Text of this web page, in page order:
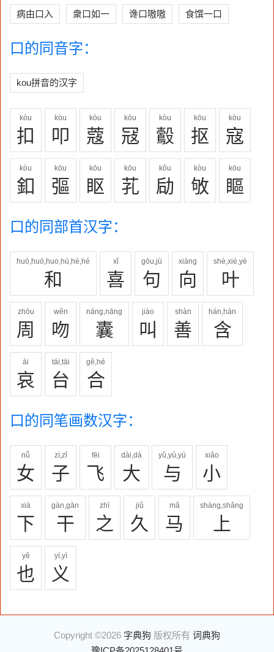
病由口入 衆口如一 谗口嗷嗷 食馔一口
口的同音字：
kou拼音的汉字
kòu
扣
kòu
叩
kòu
蔻
kòu
冦
kòu
鷇
kōu
抠
kòu
寇
kòu
釦
kōu
彄
kōu
眍
kōu
芤
kǒu
劶
kòu
敂
kōu
瞘
口的同部首汉字：
huò,huó,huo,hú,hè,hé
和
xǐ
喜
gōu,jù
句
xiàng
向
shè,xié,yè
叶
zhōu
周
wěn
吻
náng,nāng
囊
jiào
叫
shàn
善
hán,hàn
含
āi
哀
tái,tāi
台
gě,hé
合
口的同笔画数汉字：
nǚ
女
zì,zǐ
子
fēi
飞
dài,dà
大
yǔ,yù,yú
与
xiǎo
小
xià
下
gàn,gān
干
zhī
之
jiǔ
久
mǎ
马
shàng,shǎng
上
yě
也
yí,yì
义
Copyright ©2026 字典狗 版权所有 词典狗